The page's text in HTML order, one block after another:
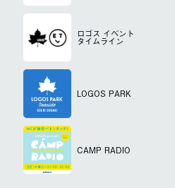
ロゴス イベント
タイムライン
LOGOS PARK
CAMP RADIO